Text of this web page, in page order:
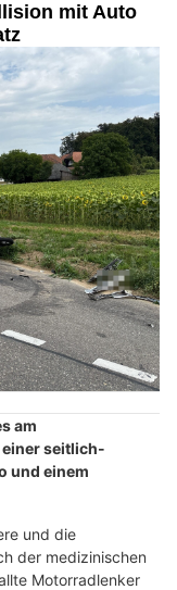
mit Auto
am
seitlich-
und einem
und die
der medizinischen
Motorradlenker